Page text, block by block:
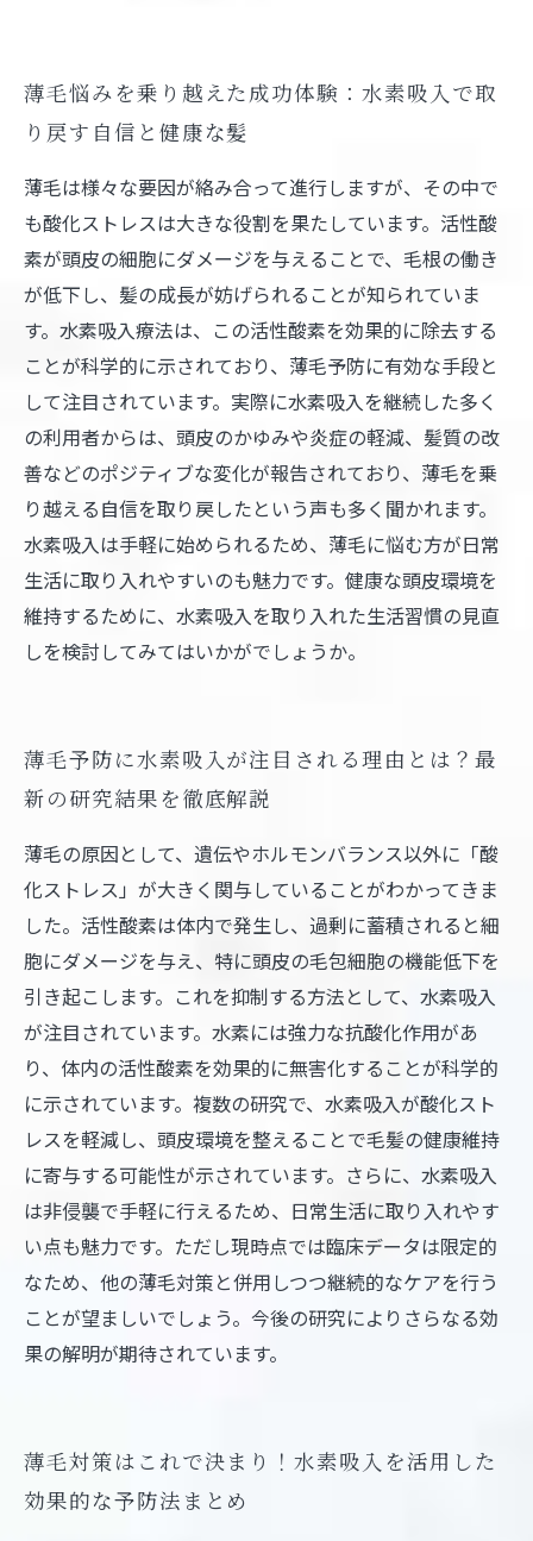
薄毛悩みを乗り越えた成功体験：水素吸入で取
り戻す自信と健康な髪
薄毛は様々な要因が絡み合って進行しますが、その中で
も酸化ストレスは大きな役割を果たしています。活性酸
素が頭皮の細胞にダメージを与えることで、毛根の働き
が低下し、髪の成長が妨げられることが知られていま
す。水素吸入療法は、この活性酸素を効果的に除去する
ことが科学的に示されており、薄毛予防に有効な手段と
して注目されています。実際に水素吸入を継続した多く
の利用者からは、頭皮のかゆみや炎症の軽減、髪質の改
善などのポジティブな変化が報告されており、薄毛を乗
り越える自信を取り戻したという声も多く聞かれます。
水素吸入は手軽に始められるため、薄毛に悩む方が日常
生活に取り入れやすいのも魅力です。健康な頭皮環境を
維持するために、水素吸入を取り入れた生活習慣の見直
しを検討してみてはいかがでしょうか。
薄毛予防に水素吸入が注目される理由とは？最
新の研究結果を徹底解説
薄毛の原因として、遺伝やホルモンバランス以外に「酸
化ストレス」が大きく関与していることがわかってきま
した。活性酸素は体内で発生し、過剰に蓄積されると細
胞にダメージを与え、特に頭皮の毛包細胞の機能低下を
引き起こします。これを抑制する方法として、水素吸入
が注目されています。水素には強力な抗酸化作用があ
り、体内の活性酸素を効果的に無害化することが科学的
に示されています。複数の研究で、水素吸入が酸化スト
レスを軽減し、頭皮環境を整えることで毛髪の健康維持
に寄与する可能性が示されています。さらに、水素吸入
は非侵襲で手軽に行えるため、日常生活に取り入れやす
い点も魅力です。ただし現時点では臨床データは限定的
なため、他の薄毛対策と併用しつつ継続的なケアを行う
ことが望ましいでしょう。今後の研究によりさらなる効
果の解明が期待されています。
薄毛対策はこれで決まり！水素吸入を活用した
効果的な予防法まとめ